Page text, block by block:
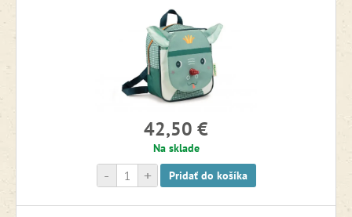
42,50 €
Na sklade
+
- Pridať do košíka